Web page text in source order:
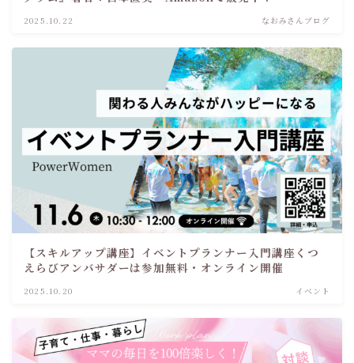
2025.10.22 なおみさんブログ
【スキルアップ講座】イベントプランナー入門講座くつ
えらびアンバサダーは参加無料・オンライン開催
2025.10.20 イベント